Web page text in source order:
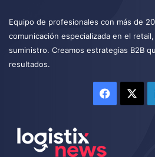
Equipo de profesionales con más de
comunicación especializada en el
suministro. Creamos estrategias B2B
resultados.